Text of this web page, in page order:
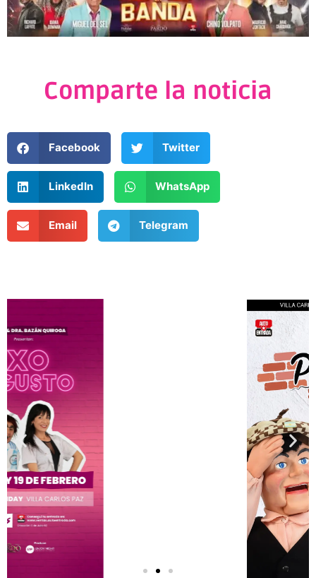
Comparte la noticia
Facebook Twitter
LinkedIn WhatsApp
Email Telegram